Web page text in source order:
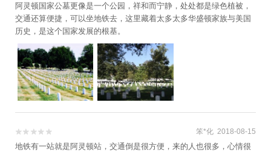
阿灵顿国家公墓更像是一个公园，祥和而宁静，处处都是绿色植被，
交通还算便捷，可以坐地铁去，这里藏着太多太多华盛顿家族与美国
历史，是这个国家发展的根基。

 笨*化 2018-08-15
地铁有一站就是阿灵顿站，交通倒是很方便，来的人也很多，心情很